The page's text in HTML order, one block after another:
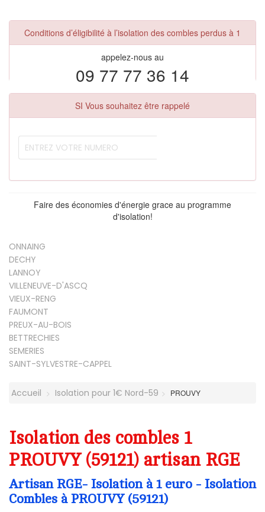
Conditions d’éligibilité à l’isolation des combles perdus à 1
appelez-nous au
09 77 77 36 14
SI Vous souhaitez être rappelé
Faire des économies d'énergie grace au programme
d'isolation!
ONNAING
DECHY
LANNOY
VILLENEUVE-D'ASCQ
VIEUX-RENG
FAUMONT
PREUX-AU-BOIS
BETTRECHIES
SEMERIES
SAINT-SYLVESTRE-CAPPEL
Accueil Isolation pour 1€ Nord-59 PROUVY
Isolation des combles 1
PROUVY (59121) artisan RGE
Artisan RGE- Isolation à 1 euro - Isolation
Combles à PROUVY (59121)